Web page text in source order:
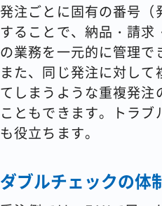
発注ごとに固有の番号（
することで、納品・請求
の業務を一元的に管理で
また、同じ発注に対して
てしまうような重複発注
こともできます。トラブ
も役立ちます。
ダブルチェックの体